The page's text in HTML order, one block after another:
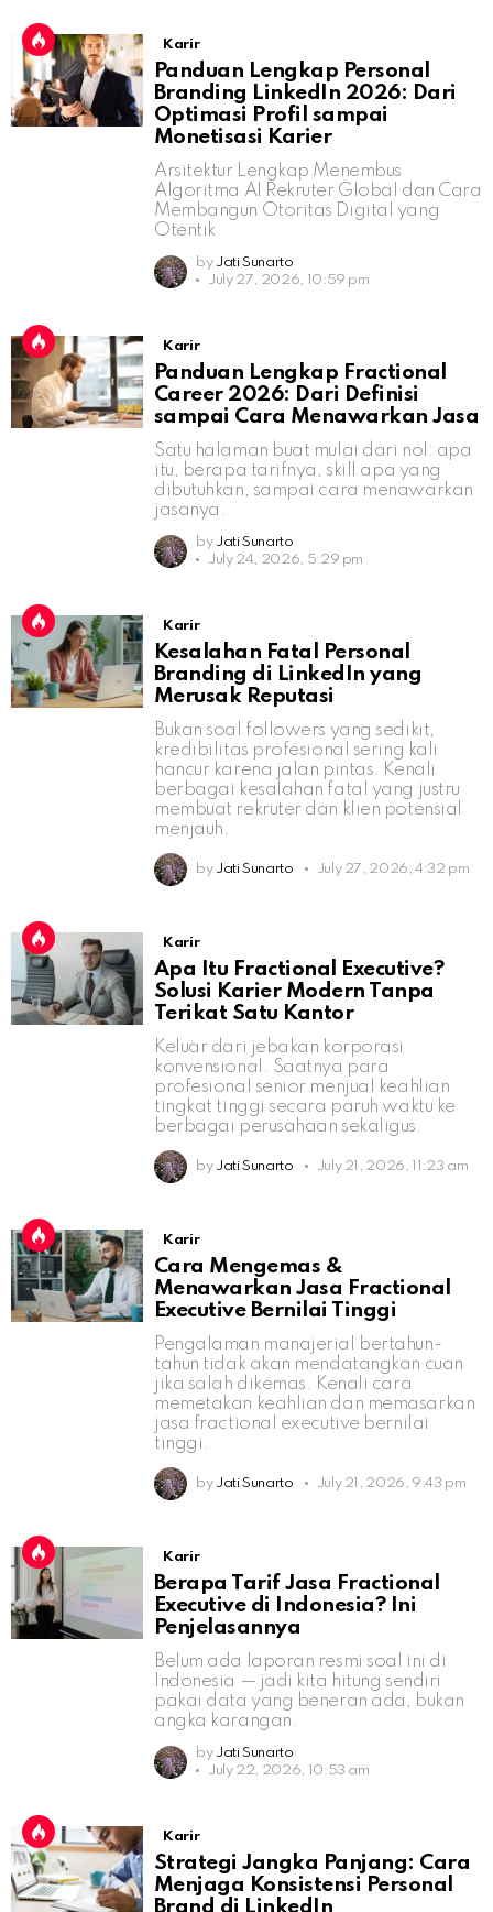
Karir
Panduan Lengkap Personal
Branding LinkedIn 2026: Dari
Optimasi Profil sampai
Monetisasi Karier
Arsitektur Lengkap Menembus
Algoritma AI Rekruter Global dan Cara
Membangun Otoritas Digital yang
Otentik
by Jati Sunarto
July 27, 2026, 10:59 pm
Karir
Panduan Lengkap Fractional
Career 2026: Dari Definisi
sampai Cara Menawarkan Jasa
Satu halaman buat mulai dari nol: apa
itu, berapa tarifnya, skill apa yang
dibutuhkan, sampai cara menawarkan
jasanya.
by Jati Sunarto
July 24, 2026, 5:29 pm
Karir
Kesalahan Fatal Personal
Branding di LinkedIn yang
Merusak Reputasi
Bukan soal followers yang sedikit,
kredibilitas profesional sering kali
hancur karena jalan pintas. Kenali
berbagai kesalahan fatal yang justru
membuat rekruter dan klien potensial
menjauh.
by Jati Sunarto July 27, 2026, 4:32 pm
Karir
Apa Itu Fractional Executive?
Solusi Karier Modern Tanpa
Terikat Satu Kantor
Keluar dari jebakan korporasi
konvensional. Saatnya para
profesional senior menjual keahlian
tingkat tinggi secara paruh waktu ke
berbagai perusahaan sekaligus.
by Jati Sunarto July 21, 2026, 11:23 am
Karir
Cara Mengemas &
Menawarkan Jasa Fractional
Executive Bernilai Tinggi
Pengalaman manajerial bertahun-
tahun tidak akan mendatangkan cuan
jika salah dikemas. Kenali cara
memetakan keahlian dan memasarkan
jasa fractional executive bernilai
tinggi.
by Jati Sunarto July 21, 2026, 9:43 pm
Karir
Berapa Tarif Jasa Fractional
Executive di Indonesia? Ini
Penjelasannya
Belum ada laporan resmi soal ini di
Indonesia — jadi kita hitung sendiri
pakai data yang beneran ada, bukan
angka karangan.
by Jati Sunarto
July 22, 2026, 10:53 am
Karir
Strategi Jangka Panjang: Cara
Menjaga Konsistensi Personal
Brand di LinkedIn